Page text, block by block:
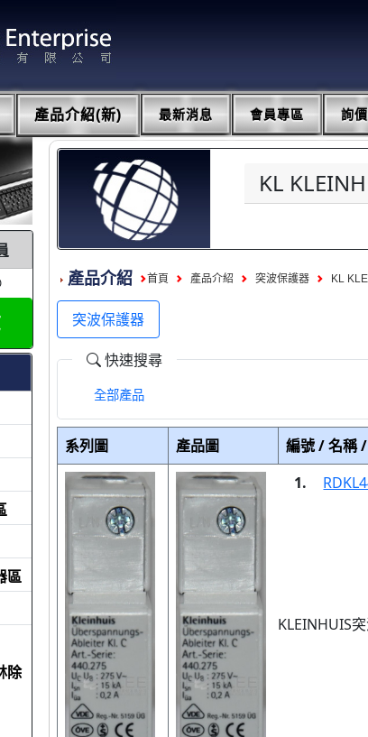
產品介紹(新) 最新消息 會員專區 詢
區
除
KL
產品介紹 首頁 產品介紹 突波保護器 KL
突波保護器
快速搜尋
全部產品
系列圖 產品圖 編號 / 名稱
1.
KLEINHUIS